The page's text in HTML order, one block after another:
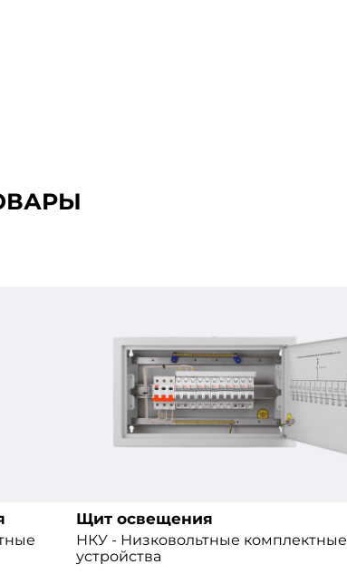
Щит освещения
НКУ - Низковольтные комплектные
устройства